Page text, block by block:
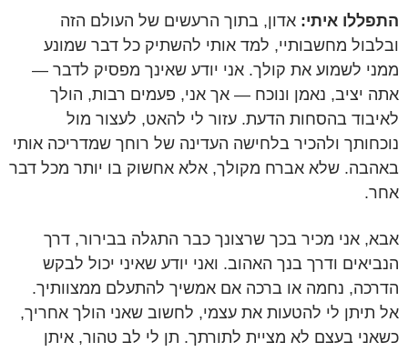
התפללו איתי: אדון, בתוך הרעשים של העולם הזה
ובלבול מחשבותיי, למד אותי להשתיק כל דבר שמונע
ממני לשמוע את קולך. אני יודע שאינך מפסיק לדבר —
אתה יציב, נאמן ונוכח — אך אני, פעמים רבות, הולך
לאיבוד בהסחות הדעת. עזור לי להאט, לעצור מול
נוכחותך ולהכיר בלחישה העדינה של רוחך שמדריכה אותי
באהבה. שלא אברח מקולך, אלא אחשוק בו יותר מכל דבר
אחר.
אבא, אני מכיר בכך שרצונך כבר התגלה בבירור, דרך
הנביאים ודרך בנך האהוב. ואני יודע שאיני יכול לבקש
הדרכה, נחמה או ברכה אם אמשיך להתעלם ממצוותיך.
אל תיתן לי להטעות את עצמי, לחשוב שאני הולך אחריך,
כשאני בעצם לא מציית לתורתך. תן לי לב טהור, איתן